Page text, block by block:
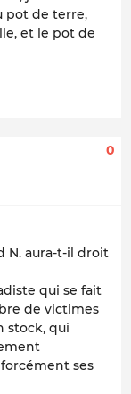
pot de terre,
et le pot de
0
N. aura-t-il droit
qui se fait
de victimes
stock, qui
ses